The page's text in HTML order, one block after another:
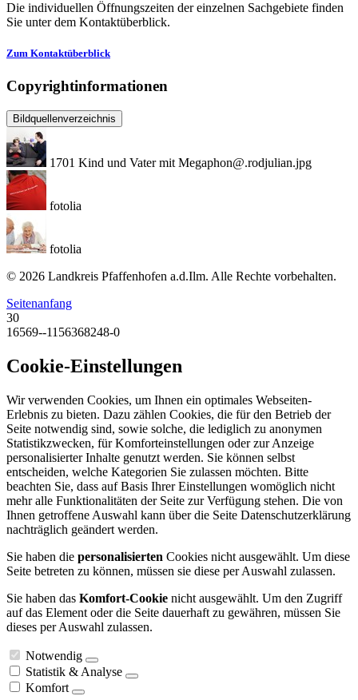
Die individuellen Öffnungszeiten der einzelnen Sachgebiete finden
Sie unter dem Kontaktüberblick.
Zum Kontaktüberblick
Copyrightinformationen
Bildquellenverzeichnis
1701 Kind und Vater mit Megaphon@.rodjulian.jpg
fotolia
fotolia
© 2026 Landkreis Pfaffenhofen a.d.Ilm. Alle Rechte vorbehalten.
Seitenanfang
30
16569--1156368248-0
Cookie-Einstellungen
Wir verwenden Cookies, um Ihnen ein optimales Webseiten-
Erlebnis zu bieten. Dazu zählen Cookies, die für den Betrieb der
Seite notwendig sind, sowie solche, die lediglich zu anonymen
Statistikzwecken, für Komforteinstellungen oder zur Anzeige
personalisierter Inhalte genutzt werden. Sie können selbst
entscheiden, welche Kategorien Sie zulassen möchten. Bitte
beachten Sie, dass auf Basis Ihrer Einstellungen womöglich nicht
mehr alle Funktionalitäten der Seite zur Verfügung stehen. Die von
Ihnen getroffene Auswahl kann über die Seite Datenschutzerklärung
nachträglich geändert werden.
Sie haben die personalisierten Cookies nicht ausgewählt. Um diese
Seite betreten zu können, müssen sie diese per Auswahl zulassen.
Sie haben das Komfort-Cookie nicht ausgewählt. Um den Zugriff
auf das Element oder die Seite dauerhaft zu gewähren, müssen Sie
dieses per Auswahl zulassen.
Notwendig
Statistik & Analyse
Komfort